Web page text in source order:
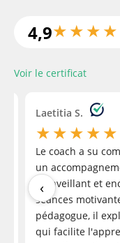
de bon conseil.
suis coaché
M B.
2 months
4,9★★★★
Voir le certificat
Laetitia S.
★★★★★
Le coach a su
un
bienveillant et
séances
pédagogue, il
qui facilite
‹